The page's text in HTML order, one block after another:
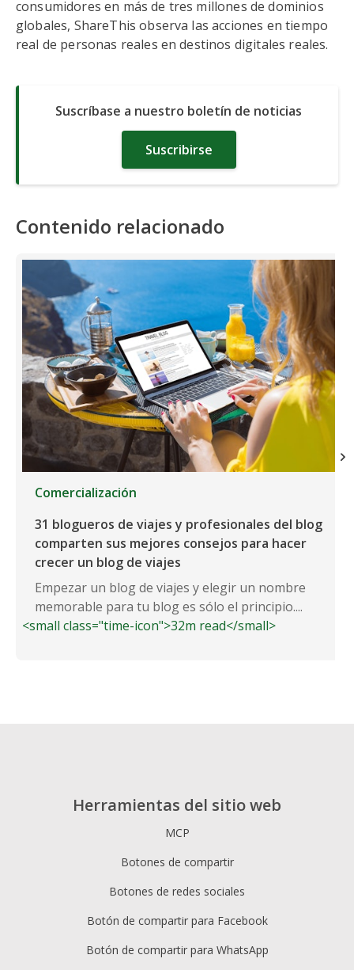
consumidores en más de tres millones de dominios
globales, ShareThis observa las acciones en tiempo
real de personas reales en destinos digitales reales.
Suscríbase a nuestro boletín de noticias
Suscribirse
Contenido relacionado
Comercialización
31 blogueros de viajes y profesionales del blog
comparten sus mejores consejos para hacer
crecer un blog de viajes
Empezar un blog de viajes y elegir un nombre
memorable para tu blog es sólo el principio....
<small class="time-icon">32m read</small>
Herramientas del sitio web
MCP
Botones de compartir
Botones de redes sociales
Botón de compartir para Facebook
Botón de compartir para WhatsApp